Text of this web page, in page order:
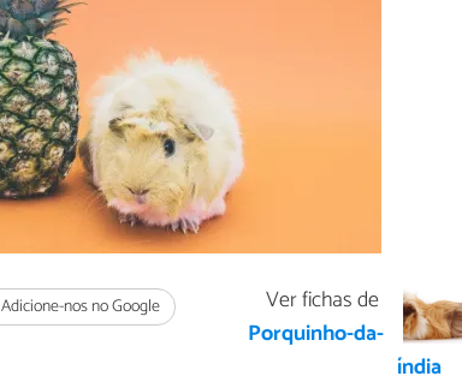
Adicione-nos no Google
Ver fichas de
Porquinho-da-
índia